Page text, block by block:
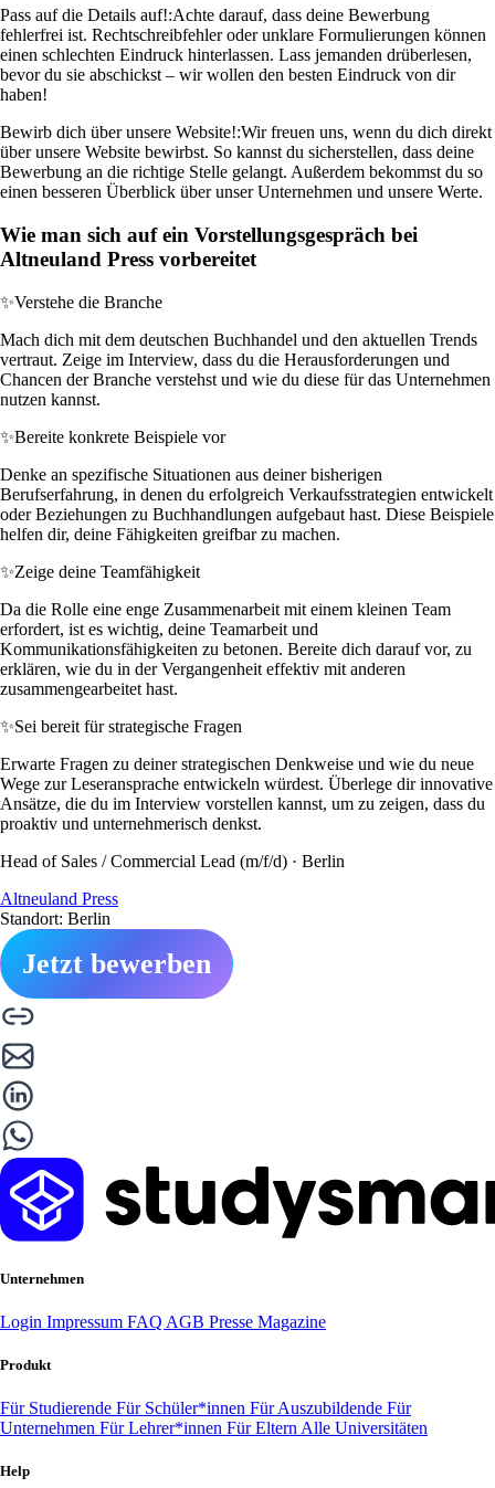
Pass auf die Details auf!:Achte darauf, dass deine Bewerbung
fehlerfrei ist. Rechtschreibfehler oder unklare Formulierungen können
einen schlechten Eindruck hinterlassen. Lass jemanden drüberlesen,
bevor du sie abschickst – wir wollen den besten Eindruck von dir
haben!
Bewirb dich über unsere Website!:Wir freuen uns, wenn du dich direkt
über unsere Website bewirbst. So kannst du sicherstellen, dass deine
Bewerbung an die richtige Stelle gelangt. Außerdem bekommst du so
einen besseren Überblick über unser Unternehmen und unsere Werte.
Wie man sich auf ein Vorstellungsgespräch bei
Altneuland Press vorbereitet
✨Verstehe die Branche
Mach dich mit dem deutschen Buchhandel und den aktuellen Trends
vertraut. Zeige im Interview, dass du die Herausforderungen und
Chancen der Branche verstehst und wie du diese für das Unternehmen
nutzen kannst.
✨Bereite konkrete Beispiele vor
Denke an spezifische Situationen aus deiner bisherigen
Berufserfahrung, in denen du erfolgreich Verkaufsstrategien entwickelt
oder Beziehungen zu Buchhandlungen aufgebaut hast. Diese Beispiele
helfen dir, deine Fähigkeiten greifbar zu machen.
✨Zeige deine Teamfähigkeit
Da die Rolle eine enge Zusammenarbeit mit einem kleinen Team
erfordert, ist es wichtig, deine Teamarbeit und
Kommunikationsfähigkeiten zu betonen. Bereite dich darauf vor, zu
erklären, wie du in der Vergangenheit effektiv mit anderen
zusammengearbeitet hast.
✨Sei bereit für strategische Fragen
Erwarte Fragen zu deiner strategischen Denkweise und wie du neue
Wege zur Leseransprache entwickeln würdest. Überlege dir innovative
Ansätze, die du im Interview vorstellen kannst, um zu zeigen, dass du
proaktiv und unternehmerisch denkst.
Head of Sales / Commercial Lead (m/f/d) · Berlin
Altneuland Press
Standort: Berlin
Jetzt bewerben
Unternehmen
Login Impressum FAQ AGB Presse Magazine
Produkt
Für Studierende Für Schüler*innen Für Auszubildende Für
Unternehmen Für Lehrer*innen Für Eltern Alle Universitäten
Help